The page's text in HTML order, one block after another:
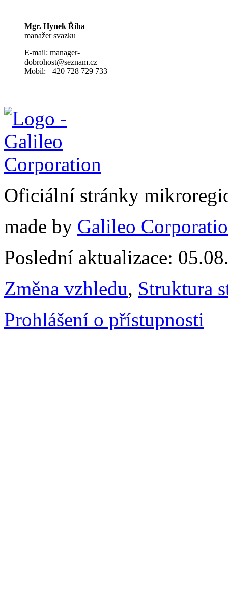
Mgr. Hynek Říha
manažer svazku
E-mail: manager-
dobrohost@seznam.cz
Mobil: +420 728 729 733
Oficiální stránky
made by Galileo
Poslední aktualizace:
Změna vzhledu, Struktura
Prohlášení o přístupnosti